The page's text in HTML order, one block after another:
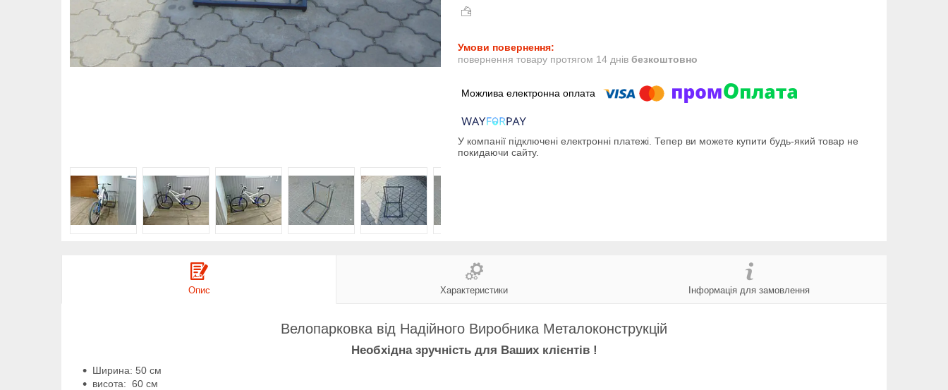
повернення товару протягом 14 днів безкоштовно
У компанії підключені електронні платежі. Тепер ви можете купити будь-який товар не
покидаючи сайту.
Опис Характеристики Інформація для замовлення
Велопарковка від Надійного Виробника Металоконструкцій
Необхідна зручність для Ваших клієнтів !
Ширина: 50 см
висота: 60 см